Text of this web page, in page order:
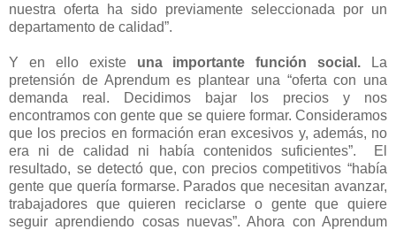
nuestra oferta ha sido previamente seleccionada por un
departamento de calidad”.
Y en ello existeuna importante función social.
La
pretensión de Aprendum es plantear una “oferta con una
demanda real. Decidimos bajar los precios y nos
encontramos con gente que se quiere formar. Consideramos
que los precios en formación eran excesivos y, además, no
era ni de calidad ni había contenidos suficientes”. El
resultado, se detectó que, con precios competitivos “había
gente que quería formarse. Parados que necesitan avanzar,
trabajadores que quieren reciclarse o gente que quiere
seguir aprendiendo cosas nuevas”. Ahora con Aprendum